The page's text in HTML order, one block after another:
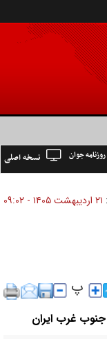
نسخه اصلی روزنامه جوان
۲۱ ارديبهشت ۱۴۰۵ - ۰۹:۰۲
جنوب غرب ایران